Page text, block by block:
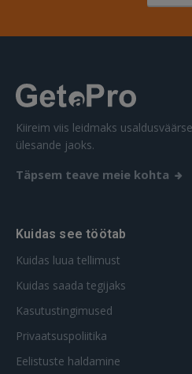
Kiireim viis leidmaks
ülesande jaoks.
Täpsem teave meie kohta
Kuidas see töötab
Kuidas luua tellimust
Kuidas saada tegijaks
Kasutustingimused
Privaatsuspoliitika
Eelistuste haldamine